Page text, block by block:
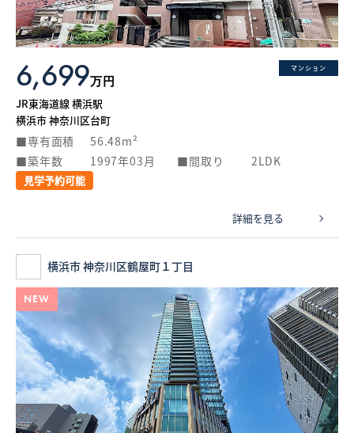
マンション
6,699万円
JR東海道線 横浜駅
横浜市 神奈川区台町
専有面積
56.48m²
築年数
1997年03月 間取り 2LDK
見学予約可能
詳細を見る
横浜市 神奈川区鶴屋町１丁目
NEW